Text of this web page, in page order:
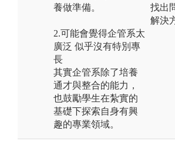
養做準備。
2.可能會覺得企管系太
廣泛 似乎沒有特別專
長
其實企管系除了培養
通才與整合的能力，
也鼓勵學生在紮實的
基礎下探索自身有興
趣的專業領域。
找出
解決